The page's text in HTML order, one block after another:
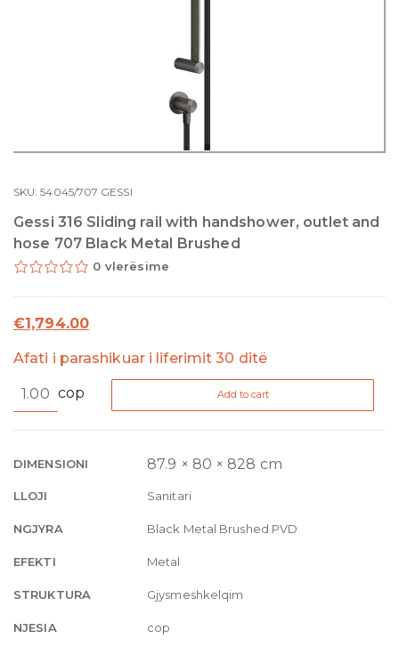
SKU:54045/707 GESSI
Gessi 316 Sliding rail with handshower, outlet and
hose 707 Black Metal Brushed
0 vlerësime
€1,794.00
Afati i parashikuar i liferimit 30 ditë
316
with
outlet
and
707
Black
Brushed
cop Add to cart
DIMENSIONI 87.9 × 80 × 828 cm
LLOJI Sanitari
NGJYRA Black Metal Brushed PVD
EFEKTI Metal
STRUKTURA Gjysmeshkelqim
NJESIA cop